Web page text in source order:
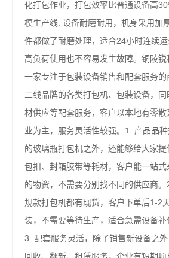
化打包作业，打包效率比普通设备高
模生产线. 设备耐磨耐用，机身采用加
件都做了耐磨处理，适合24小时连续
高负荷使用也不容易发生故障。铜陵
一家专注于包装设备销售和配套服务
二线品牌的各类打包机、包装设备，
材供应等配套服务，客户以本地有零
业为主，服务灵活性较强。1. 产品品
的玻璃瓶打包机之外，还能够给大家
包扣、封箱胶带等耗材，客户能一站
的物资，不需要分别找不同的供应商
规款打包机都有现货，客户下单后1-2
装，不需要等待生产，适合急需设备补
3. 配套服务灵活，除了销售新设备之